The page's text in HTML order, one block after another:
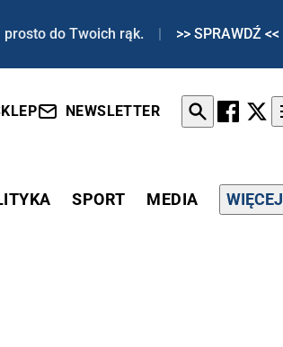
do Twoich rąk. | >> SPRAWDŹ <<
NEWSLETTER
SPORT MEDIA WIĘCEJ